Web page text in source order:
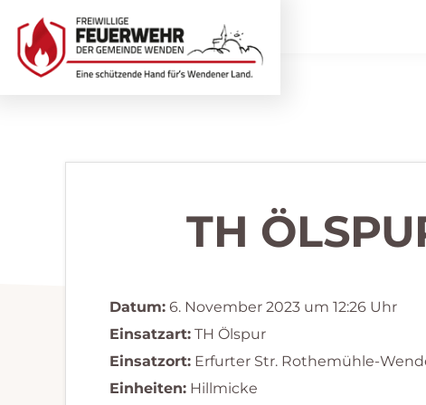
Hauptnavigation
springen
Inhalt
springen
TH
Datum: 6. November 2023 um 12:26 Uhr
Einsatzart: TH Ölspur
Einsatzort: Erfurter Str. Rothemühle-
Einheiten: Hillmicke